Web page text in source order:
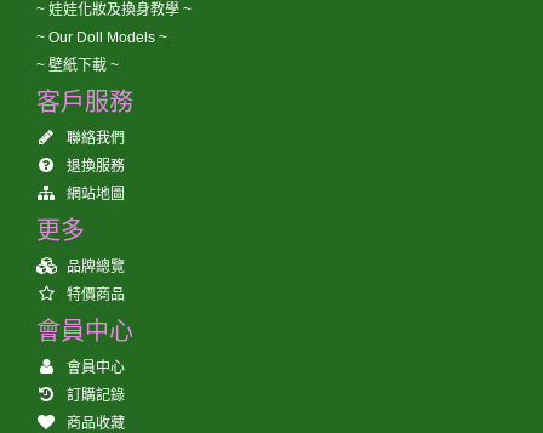
~ 娃娃化妝及換身教學 ~
~ Our Doll Models ~
~ 壁紙下載 ~
客戶服務
聯絡我們
退換服務
網站地圖
更多
品牌總覽
特價商品
會員中心
會員中心
訂購記錄
商品收藏